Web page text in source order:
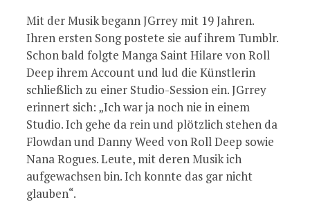
Mit der Musik begann JGrrey mit 19 Jahren.
Ihren ersten Song postete sie auf ihrem Tumblr.
Schon bald folgte Manga Saint Hilare von Roll
Deep ihrem Account und lud die Künstlerin
schließlich zu einer Studio-Session ein. JGrrey
erinnert sich: „Ich war ja noch nie in einem
Studio. Ich gehe da rein und plötzlich stehen da
Flowdan und Danny Weed von Roll Deep sowie
Nana Rogues. Leute, mit deren Musik ich
aufgewachsen bin. Ich konnte das gar nicht
glauben“.